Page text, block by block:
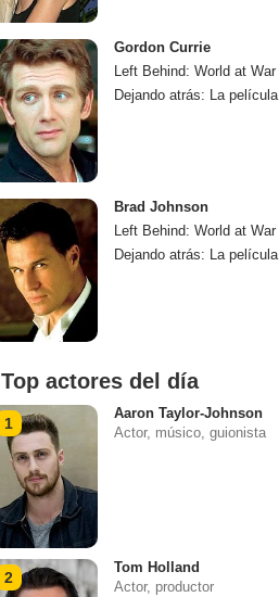
Gordon Currie
Left Behind: World at War
Dejando atrás: La película
Brad Johnson
Left Behind: World at War
Dejando atrás: La película
Top actores del día
1
Aaron Taylor-Johnson
Actor, músico, guionista
2
Tom Holland
Actor, productor